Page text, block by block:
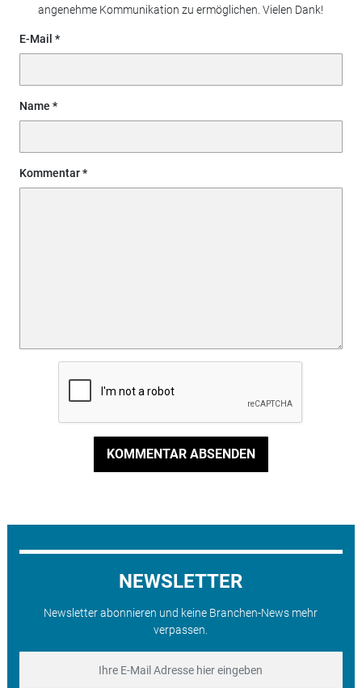
angenehme Kommunikation zu ermöglichen. Vielen Dank!
E-Mail
Name
Kommentar
KOMMENTAR ABSENDEN
NEWSLETTER
Newsletter abonnieren und keine Branchen-News mehr
verpassen.